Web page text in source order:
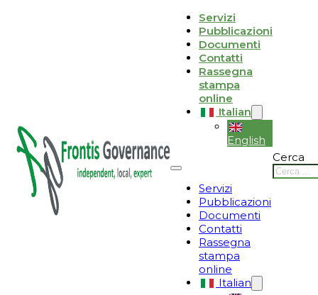
Vai al piè di pagina
Servizi
Pubblicazioni
Documenti
Contatti
Rassegna
stampa
online
Italian
English
Servizi
Pubblicazioni
Documenti
Contatti
Rassegna
stampa
online
Italian
Cerca
Le tue preferenze relative alla privacy